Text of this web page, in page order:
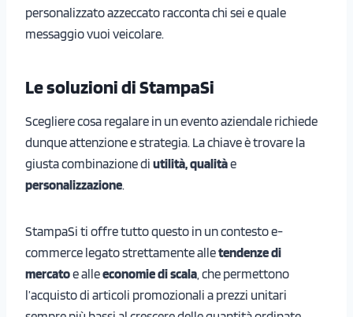
personalizzato azzeccato racconta chi sei e quale
messaggio vuoi veicolare.
Le soluzioni di StampaSi
Scegliere cosa regalare in un evento aziendale richiede
dunque attenzione e strategia. La chiave è trovare la
giusta combinazione di utilità, qualitàe
personalizzazione.
StampaSi ti offre tutto questo in un contesto e-
commerce legato strettamente alletendenze di
mercatoe alleeconomie di scala , che permettono
l’acquisto di articoli promozionali a prezzi unitari